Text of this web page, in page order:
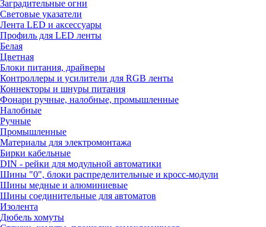
Заградительные огни
Световые указатели
Лента LED и аксессуары
Профиль для LED ленты
Белая
Цветная
Блоки питания, драйверы
Контроллеры и усилители для RGB ленты
Коннекторы и шнуры питания
Фонари ручные, налобные, промышленные
Налобные
Ручные
Промышленные
Материалы для электромонтажа
Бирки кабельные
DIN - рейки для модульной автоматики
Шины "0", блоки распределительные и кросс-модули
Шины медные и алюминиевые
Шины соединительные для автоматов
Изолента
Дюбель хомуты